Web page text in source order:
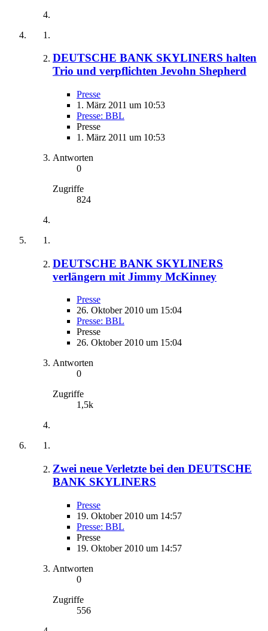
DEUTSCHE BANK SKYLINERS halten
Trio und verpflichten Jevohn Shepherd
Presse
1. März 2011 um 10:53
Presse: BBL
Presse
1. März 2011 um 10:53
Antworten
0
Zugriffe
824
DEUTSCHE BANK SKYLINERS
verlängern mit Jimmy McKinney
Presse
26. Oktober 2010 um 15:04
Presse: BBL
Presse
26. Oktober 2010 um 15:04
Antworten
0
Zugriffe
1,5k
Zwei neue Verletzte bei den DEUTSCHE
BANK SKYLINERS
Presse
19. Oktober 2010 um 14:57
Presse: BBL
Presse
19. Oktober 2010 um 14:57
Antworten
0
Zugriffe
556